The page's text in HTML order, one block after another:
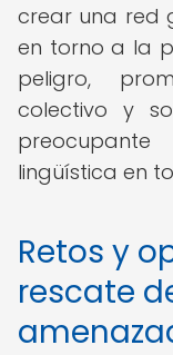
crear una red
en torno a la
peligro,
colectivo y
lingüística en
Retos y
rescate